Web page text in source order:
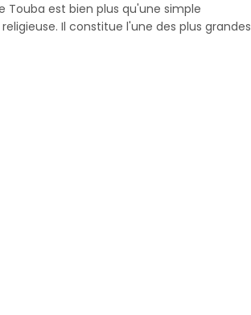
Touba est bien plus qu'une simple
Il constitue l'une des plus grandes